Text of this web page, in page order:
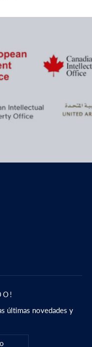
últimas novedades y